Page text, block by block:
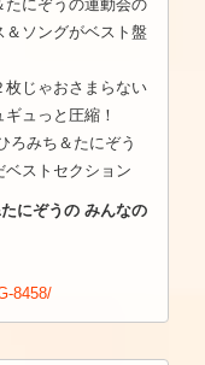
たにぞうの運動会の
＆ソングがベスト盤
枚じゃおさまらない
ュっと圧縮！
ろみち＆たにぞう
ベストセクション
にぞうの みんなの
8458/